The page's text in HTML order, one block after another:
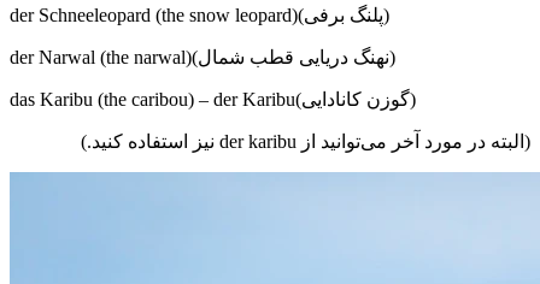
der Schneeleopard (the snow leopard)(پلنگ برفی)
der Narwal (the narwal)(نهنگ دریایی قطب شمال)
das Karibu (the caribou) – der Karibu(گوزن کانادایی)
(البته در مورد آخر می‌توانید از der karibu نیز استفاده کنید.)